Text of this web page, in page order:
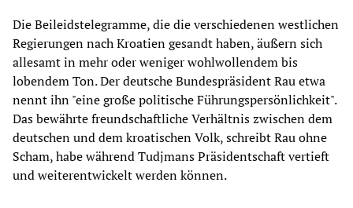
Die Beileidstelegramme, die die verschiedenen westlichen
Regierungen nach Kroatien gesandt haben, äußern sich
allesamt in mehr oder weniger wohlwollendem bis
lobendem Ton. Der deutsche Bundespräsident Rau etwa
nennt ihn "eine große politische Führungspersönlichkeit".
Das bewährte freundschaftliche Verhältnis zwischen dem
deutschen und dem kroatischen Volk, schreibt Rau ohne
Scham, habe während Tudjmans Präsidentschaft vertieft
und weiterentwickelt werden können.